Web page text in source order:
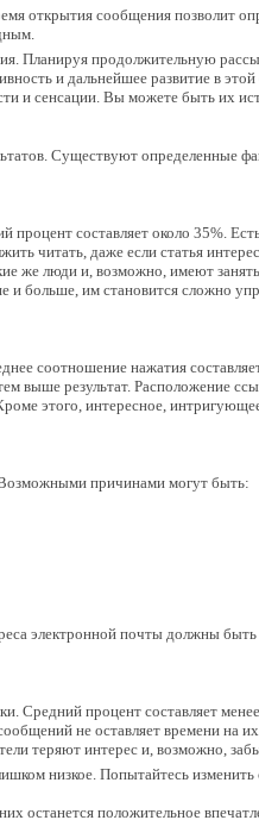
открытия сообщения позволит
Планируя продолжительную
и дальнейшее развитие в этой
и сенсации. Вы можете быть их
Существуют определенные
составляет около 35%.
читать, даже если статья
же люди и, возможно, имеют
и больше, им становится сложно
соотношение нажатия
выше результат. Расположение
этого, интересное,
причинами могут быть:
электронной почты должны
Средний процент составляет
не оставляет времени на
теряют интерес и, возможно,
низкое. Попытайтесь изменить
останется положительное